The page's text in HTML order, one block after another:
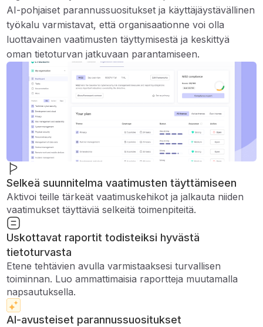
AI-pohjaiset parannussuositukset ja käyttäjäystävällinen
työkalu varmistavat, että organisaationne voi olla
luottavainen vaatimusten täyttymisestä ja keskittyä
oman tietoturvan jatkuvaan parantamiseen.
Selkeä suunnitelma vaatimusten täyttämiseen
Aktivoi teille tärkeät vaatimuskehikot ja jalkauta niiden
vaatimukset täyttäviä selkeitä toimenpiteitä.
Uskottavat raportit todisteiksi hyvästä
tietoturvasta
Etene tehtävien avulla varmistaaksesi turvallisen
toiminnan. Luo ammattimaisia ​​raportteja muutamalla
napsautuksella.
AI-avusteiset parannussuositukset